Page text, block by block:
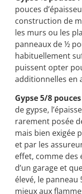
Gypse ½ pouces :
pouces
construction de
les murs ou les
panneaux de ½
habituellement
puissent opter
Gypse 5/8
de gypse,
rarement posée
mais bien exigée
et par les
effet, comme des
d’un garage et
élevé, le panneau